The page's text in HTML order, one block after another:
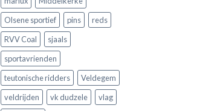
Olsene sportief
pins
reds
RVV Coal
sjaals
sportavrienden
teutonische ridders
Veldegem
veldrijden
vk dudzele
vlag